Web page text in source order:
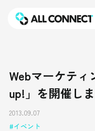
Webマーケテ
up!」を開催し
2013.09.07
イベント